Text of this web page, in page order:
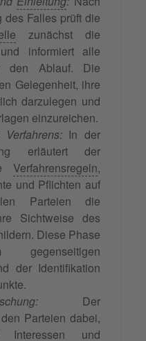
des Falles prüft die
zunächst die
informiert alle
den Ablauf. Die
Gelegenheit, ihre
darzulegen und
einzureichen.
In der
erläutert der
Verfahrensregeln,
und Pflichten auf
Parteien die
Sichtweise des
Diese Phase
der Identifikation
Der
Parteien dabei,
Interessen und